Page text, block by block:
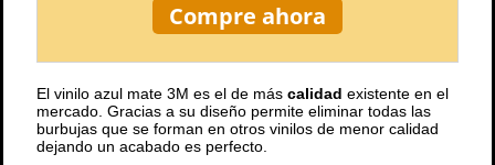
Compre ahora
El vinilo azul mate 3M es el de más calidad existente en el
mercado. Gracias a su diseño permite eliminar todas las
burbujas que se forman en otros vinilos de menor calidad
dejando un acabado es perfecto.